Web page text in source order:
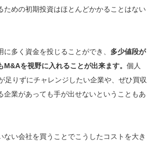
ための初期投資はほとんどかかることはない
に多く資金を投じることができ、 多少値段が
M&Aを視野に入れることが出来ます。 個人
足りずにチャレンジしたい企業や、ぜひ買収
企業があっても手が出せないということもあ
ない会社を買うことでこうしたコストを大き